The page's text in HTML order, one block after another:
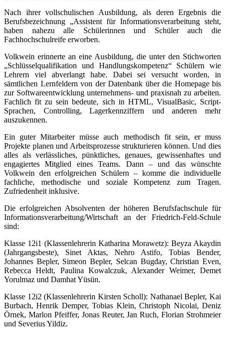
Nach ihrer vollschulischen Ausbildung, als deren Ergebnis die
Berufsbezeichnung „Assistent für Informationsverarbeitung steht,
haben nahezu alle Schülerinnen und Schüler auch die
Fachhochschulreife erworben.
Volkwein erinnerte an eine Ausbildung, die unter den Stichworten
„Schlüsselqualifikation und Handlungskompetenz“ Schülern wie
Lehrern viel abverlangt habe. Dabei sei versucht worden, in
sämtlichen Lernfeldern von der Datenbank über die Homepage bis
zur Softwareentwicklung unternehmens- und praxisnah zu arbeiten.
Fachlich fit zu sein bedeute, sich in HTML, VisualBasic, Script-
Sprachen, Controlling, Lagerkennziffern und anderen mehr
auszukennen.
Ein guter Mitarbeiter müsse auch methodisch fit sein, er muss
Projekte planen und Arbeitsprozesse strukturieren können. Und dies
alles als verlässliches, pünktliches, genaues, gewissenhaftes und
engagiertes Mitglied eines Teams. Dann – und das wünschte
Volkwein den erfolgreichen Schülern – komme die individuelle
fachliche, methodische und soziale Kompetenz zum Tragen.
Zufriedenheit inklusive.
Die erfolgreichen Absolventen der höheren Berufsfachschule für
Informationsverarbeitung/Wirtschaft an der Friedrich-Feld-Schule
sind:
Klasse 12i1 (Klassenlehrerin Katharina Morawetz): Beyza Akaydin
(Jahrgangsbeste), Sinet Aktas, Nehro Astifo, Tobias Bender,
Johannes Bepler, Simeon Bepler, Selcan Bugday, Christian Even,
Rebecca Heldt, Paulina Kowalczuk, Alexander Weimer, Demet
Yorulmaz und Damhat Yüsün.
Klasse 12i2 (Klassenlehrerin Kirsten Scholl): Nathanael Bepler, Kai
Burbach, Henrik Demper, Tobias Klein, Christoph Nicolai, Deniz
Örnek, Marlon Pfeiffer, Jonas Reuter, Jan Ruch, Florian Strohmeier
und Severius Yildiz.